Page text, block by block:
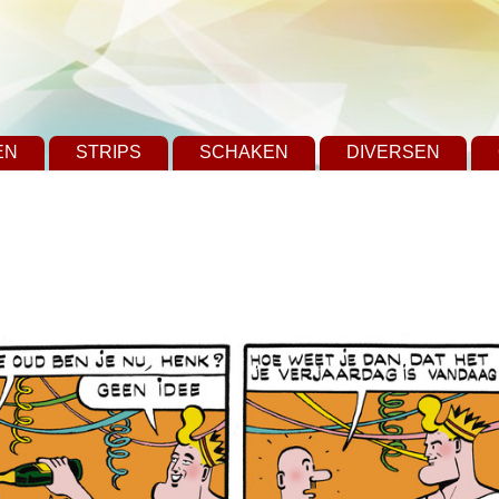
STRIPS SCHAKEN DIVERSEN